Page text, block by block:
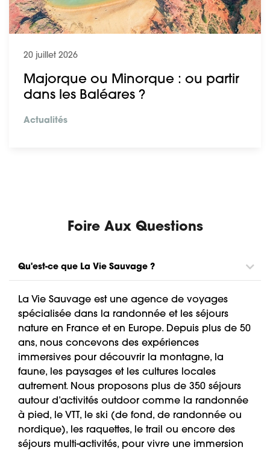
20 juillet 2026
Majorque ou Minorque : ou partir
dans les Baléares ?
Actualités
Foire Aux Questions
Qu'est-ce que La Vie Sauvage ?
La Vie Sauvage est une agence de voyages
spécialisée dans la randonnée et les séjours
nature en France et en Europe. Depuis plus de 50
ans, nous concevons des expériences
immersives pour découvrir la montagne, la
faune, les paysages et les cultures locales
autrement. Nous proposons plus de 350 séjours
autour d’activités outdoor comme la randonnée
à pied, le VTT, le ski (de fond, de randonnée ou
nordique), les raquettes, le trail ou encore des
séjours multi-activités, pour vivre une immersion